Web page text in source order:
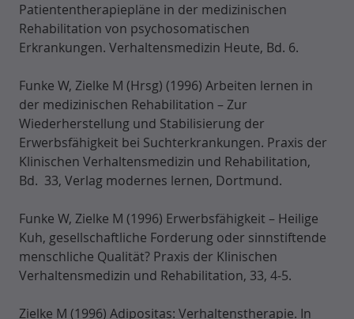
Patiententherapiepläne in der medizinischen
Rehabilitation von psychosomatischen
Erkrankungen. Verhaltensmedizin Heute, Bd. 6.
Funke W, Zielke M (Hrsg) (1996) Arbeiten lernen in
der medizinischen Rehabilitation – Zur
Wiederherstellung und Stabilisierung der
Erwerbsfähigkeit bei Suchterkrankungen. Praxis der
Klinischen Verhaltensmedizin und Rehabilitation,
Bd. 33, Verlag modernes lernen, Dortmund.
Funke W, Zielke M (1996) Erwerbsfähigkeit – Heilige
Kuh, gesellschaftliche Forderung oder sinnstiftende
menschliche Qualität? Praxis der Klinischen
Verhaltensmedizin und Rehabilitation, 33, 4-5.
Zielke M (1996) Adipositas: Verhaltenstherapie. In